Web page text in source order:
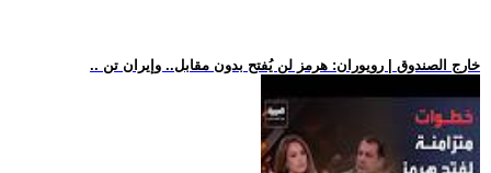
.. خارج الصندوق | رويوران: هرمز لن يُفتح بدون مقابل.. وإيران تن